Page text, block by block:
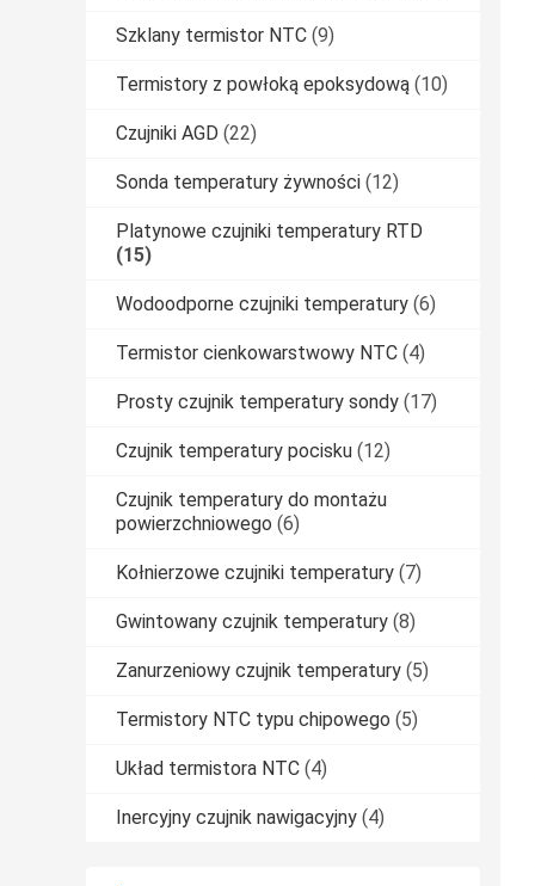
Szklany termistor NTC (9)
Termistory z powłoką epoksydową (10)
Czujniki AGD (22)
Sonda temperatury żywności (12)
Platynowe czujniki temperatury RTD
(15)
Wodoodporne czujniki temperatury (6)
Termistor cienkowarstwowy NTC (4)
Prosty czujnik temperatury sondy (17)
Czujnik temperatury pocisku (12)
Czujnik temperatury do montażu
powierzchniowego (6)
Kołnierzowe czujniki temperatury (7)
Gwintowany czujnik temperatury (8)
Zanurzeniowy czujnik temperatury (5)
Termistory NTC typu chipowego (5)
Układ termistora NTC (4)
Inercyjny czujnik nawigacyjny (4)